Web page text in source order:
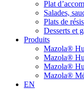
Plat
Salades,
Plats de
Desserts et
Produits
Mazola®
Mazola®
Mazola®
Mazola®
EN